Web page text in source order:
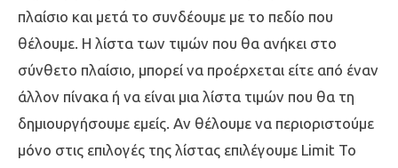
πλαίσιο και μετά το συνδέουμε με το πεδίο που
θέλουμε. Η λίστα των τιμών που θα ανήκει στο
σύνθετο πλαίσιο, μπορεί να προέρχεται είτε από έναν
άλλον πίνακα ή να είναι μια λίστα τιμών που θα τη
δημιουργήσουμε εμείς. Αν θέλουμε να περιοριστούμε
μόνο στις επιλογές της λίστας επιλέγουμε Limit To